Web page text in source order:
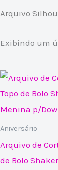
Arquivo
Exibindo um
Aniversário
Arquivo de
de Bolo